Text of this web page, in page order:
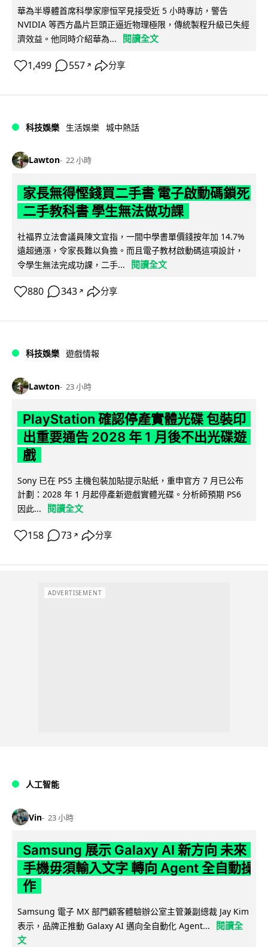
華為半導體首席科學家廖恒罕見接受近 5 小時專訪，警告
NVIDIA 等西方晶片巨頭正逼近物理極限，傳統製程升級已失經
濟效益。他同時介紹華為...
閱讀全文
1,499 557 ↗ 分享
科技娛樂 生活娛樂 城中熱話
Lawton 22 小時
家長無得慳錢買二手書 電子啟動碼鎖死
二手教科書 學生無法做功課
社福界立法會議員陳文宜指，一間中學書單價錢按年加 14.7%
遠超通漲，令家長難以負擔。而且電子教材啟動碼這項設計，
令學生無法完成功課，二手...
閱讀全文
880 343 ↗ 分享
科技娛樂 遊戲情報
Lawton 23 小時
PlayStation 確認停產實體光碟 包裝印
出重要通告 2028 年 1 月後不出光碟遊
戲
Sony 已在 PS5 主機包裝加貼提示貼紙，重申官方 7 月已公布
計劃：2028 年 1 月起停產新遊戲實體光碟。分析師預期 PS6
因此...
閱讀全文
158 73 ↗ 分享
ADVERTISEMENT
人工智能
Vin 23 小時
Samsung 展示 Galaxy AI 新方向 未來
手機毋須輸入文字 轉向 Agent 全自動操
作
Samsung 電子 MX 部門顧客體驗辦公室主管兼副總裁 Jay Kim
表示，品牌正推動 Galaxy AI 邁向全自動化 Agent...
閱讀全
文